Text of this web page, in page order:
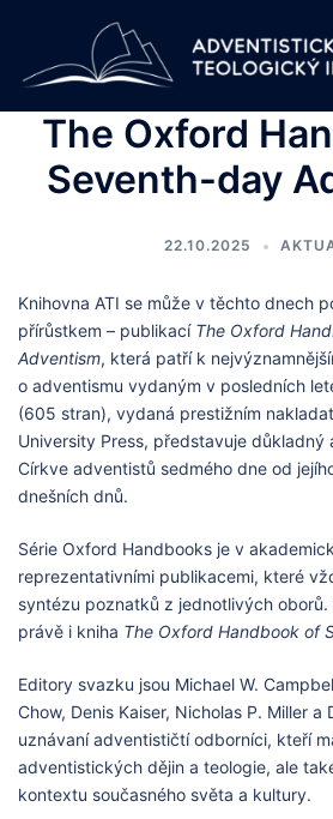
content
The Oxford
Seventh-day
22.10.2025
Knihovna ATI se může v těchto dnech
přírůstkem – publikací The Oxford
Adventism, která patří k
o adventismu vydaným v posledních
(605 stran), vydaná prestižním
University Press, představuje důkladný
Církve adventistů sedmého dne od
dnešních dnů.
Série Oxford Handbooks je v
reprezentativními publikacemi, které
syntézu poznatků z jednotlivých
právě i kniha The Oxford Handbook of
Editory svazku jsou Michael W.
Chow, Denis Kaiser, Nicholas P. Miller a
uznávaní adventističtí odborníci, kteří
adventistických dějin a teologie, ale
kontextu současného světa a kultury.